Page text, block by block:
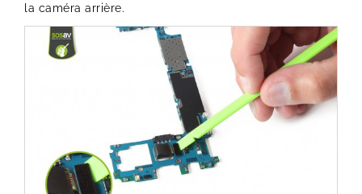
la caméra arrière.